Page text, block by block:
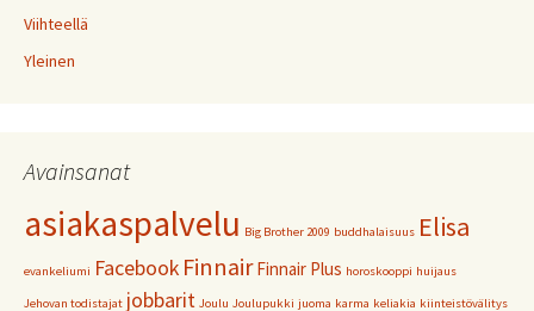
Viihteellä
Yleinen
Avainsanat
asiakaspalvelu Big Brother 2009 buddhalaisuus Elisa
evankeliumi Facebook Finnair Finnair Plus horoskooppi huijaus
Jehovan todistajat jobbarit Joulu Joulupukki juoma karma keliakia kiinteistövälitys